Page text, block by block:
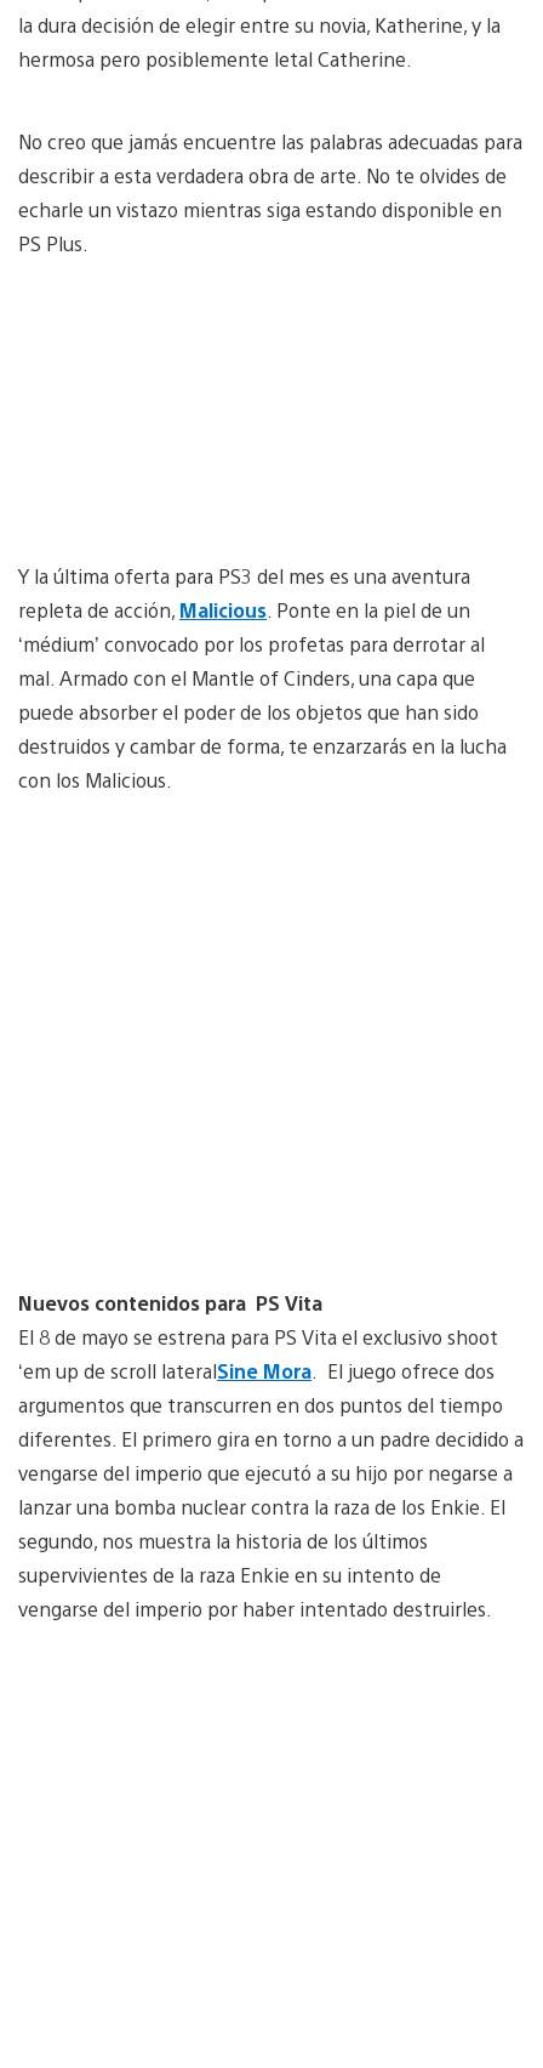
la dura decisión de elegir entre su novia, Katherine, y la
hermosa pero posiblemente letal Catherine.
No creo que jamás encuentre las palabras adecuadas para
describir a esta verdadera obra de arte. No te olvides de
echarle un vistazo mientras siga estando disponible en
PS Plus.
Y la última oferta para PS3 del mes es una aventura
repleta de acción, Malicious . Ponte en la piel de un
‘médium’ convocado por los profetas para derrotar al
mal. Armado con el Mantle of Cinders, una capa que
puede absorber el poder de los objetos que han sido
destruidos y cambar de forma, te enzarzarás en la lucha
con los Malicious.
Nuevos contenidos para PS Vita
El 8 de mayo se estrena para PS Vita el exclusivo shoot
‘em up de scroll lateralSine Mora
El juego ofrece dos
argumentos que transcurren en dos puntos del tiempo
diferentes. El primero gira en torno a un padre decidido a
vengarse del imperio que ejecutó a su hijo por negarse a
lanzar una bomba nuclear contra la raza de los Enkie. El
segundo, nos muestra la historia de los últimos
supervivientes de la raza Enkie en su intento de
vengarse del imperio por haber intentado destruirles.